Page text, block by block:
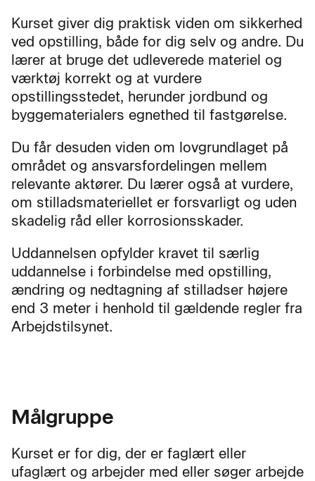
Kurset giver dig praktisk viden om sikkerhed
ved opstilling, både for dig selv og andre. Du
lærer at bruge det udleverede materiel og
værktøj korrekt og at vurdere
opstillingsstedet, herunder jordbund og
byggematerialers egnethed til fastgørelse.
Du får desuden viden om lovgrundlaget på
området og ansvarsfordelingen mellem
relevante aktører. Du lærer også at vurdere,
om stilladsmateriellet er forsvarligt og uden
skadelig råd eller korrosionsskader.
Uddannelsen opfylder kravet til særlig
uddannelse i forbindelse med opstilling,
ændring og nedtagning af stilladser højere
end 3 meter i henhold til gældende regler fra
Arbejdstilsynet.
Målgruppe
Kurset er for dig, der er faglært eller
ufaglært og arbejder med eller søger arbejde